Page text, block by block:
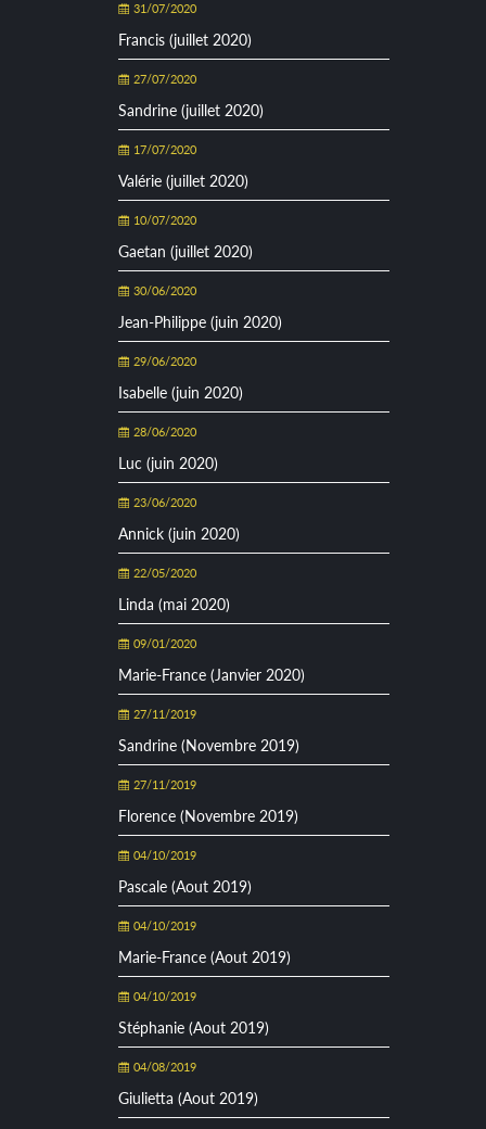
31/07/2020
Francis (juillet 2020)
27/07/2020
Sandrine (juillet 2020)
17/07/2020
Valérie (juillet 2020)
10/07/2020
Gaetan (juillet 2020)
30/06/2020
Jean-Philippe (juin 2020)
29/06/2020
Isabelle (juin 2020)
28/06/2020
Luc (juin 2020)
23/06/2020
Annick (juin 2020)
22/05/2020
Linda (mai 2020)
09/01/2020
Marie-France (Janvier 2020)
27/11/2019
Sandrine (Novembre 2019)
27/11/2019
Florence (Novembre 2019)
04/10/2019
Pascale (Aout 2019)
04/10/2019
Marie-France (Aout 2019)
04/10/2019
Stéphanie (Aout 2019)
04/08/2019
Giulietta (Aout 2019)